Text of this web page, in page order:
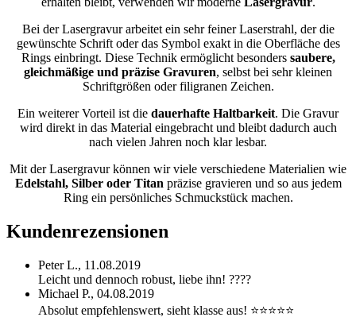
Bei der Lasergravur arbeitet ein sehr feiner Laserstrahl, der die
gewünschte Schrift oder das Symbol exakt in die Oberfläche des
Rings einbringt. Diese Technik ermöglicht besonders saubere,
gleichmäßige und präzise Gravuren, selbst bei sehr kleinen
Schriftgrößen oder filigranen Zeichen.
Ein weiterer Vorteil ist die dauerhafte Haltbarkeit. Die Gravur
wird direkt in das Material eingebracht und bleibt dadurch auch
nach vielen Jahren noch klar lesbar.
Mit der Lasergravur können wir viele verschiedene Materialien wie
Edelstahl, Silber oder Titan präzise gravieren und so aus jedem
Ring ein persönliches Schmuckstück machen.
Kundenrezensionen
Peter L., 11.08.2019
Leicht und dennoch robust, liebe ihn! ????
Michael P., 04.08.2019
Absolut empfehlenswert, sieht klasse aus! ⭐⭐⭐⭐⭐